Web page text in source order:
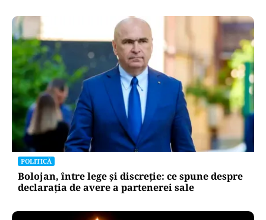
POLITICĂ
Bolojan, între lege și discreție: ce spune despre
declarația de avere a partenerei sale